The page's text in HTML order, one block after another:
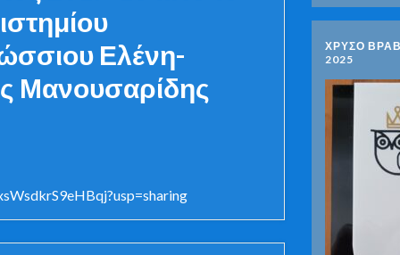
Ελένη-
Μανουσαρίδης
ΧΡΥΣΟ
2025